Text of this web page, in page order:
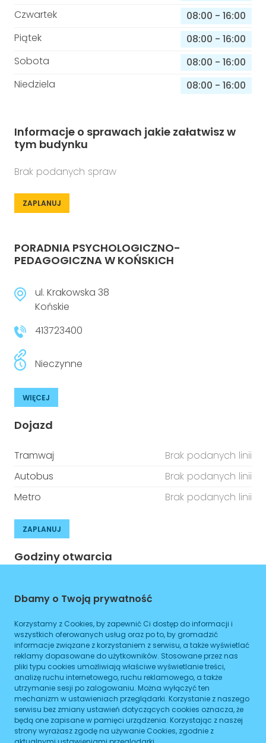
Czwartek
08:00 - 16:00
Piątek
08:00 - 16:00
Sobota
08:00 - 16:00
Niedziela
08:00 - 16:00
Informacje o sprawach jakie załatwisz w
tym budynku
Brak podanych spraw
ZAPLANUJ
PORADNIA PSYCHOLOGICZNO-
PEDAGOGICZNA W KOŃSKICH
ul. Krakowska 38
Końskie
413723400
Nieczynne
WIĘCEJ
Dojazd
Tramwaj
Brak podanych linii
Autobus
Brak podanych linii
Metro
Brak podanych linii
ZAPLANUJ
Godziny otwarcia
Środa
08:00 -
Czwartek
08:00- 16:00
Piątek
08:00-
Sobota
08:00 - 16:00
Niedziela
08:00-16:00
Dbamy o Twoją prywatność
Korzystamy z Cookies, by zapewnić Ci dostęp do informacji i
wszystkich oferowanych usług oraz po to, by gromadzić
informacje związane z korzystaniem z serwisu, a także wyświetlać
reklamy dopasowane do użytkowników. Stosowane przez nas
pliki typu cookies umożliwiają właściwe wyświetlanie treści,
analizę ruchu internetowego, ruchu reklamowego, a także
utrzymanie sesji po zalogowaniu. Można wyłączyć ten
mechanizm w ustawieniach przeglądarki. Korzystanie z naszego
serwisu bez zmiany ustawień dotyczących cookies oznacza, że
będą one zapisane w pamięci urządzenia. Korzystając z naszej
strony wyrażasz zgodę na używanie Cookies, zgodnie z